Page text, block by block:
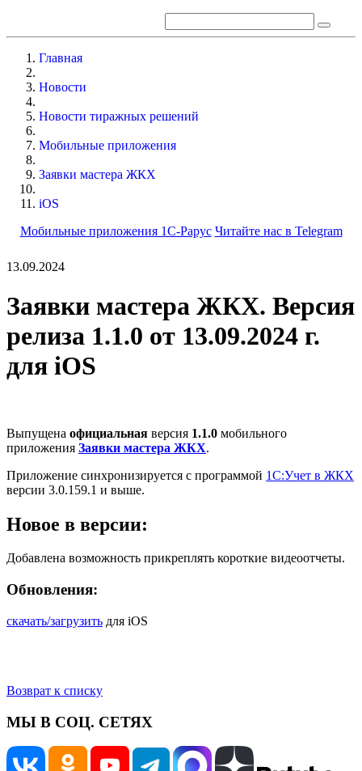
Главная
Новости
Новости тиражных решений
Мобильные приложения
Заявки мастера ЖКХ
iOS
Мобильные приложения 1С-Рарус Читайте нас в Telegram
13.09.2024
Заявки мастера ЖКХ. Версия
релиза 1.1.0 от 13.09.2024 г.
для iOS
Выпущена официальная версия 1.1.0 мобильного
приложения Заявки мастера ЖКХ.
Приложение синхронизируется с программой 1С:Учет в ЖКХ
версии 3.0.159.1 и выше.
Новое в версии:
Добавлена возможность прикреплять короткие видеоотчеты.
Обновления:
скачать/загрузить для iOS
Возврат к списку
МЫ В СОЦ. СЕТЯХ